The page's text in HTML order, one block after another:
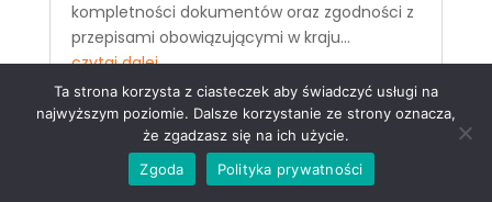
kompletności dokumentów oraz zgodności z
przepisami obowiązującymi w kraju...
czytaj dalej
Ta strona korzysta z ciasteczek aby świadczyć usługi na
najwyższym poziomie. Dalsze korzystanie ze strony oznacza,
że zgadzasz się na ich użycie.
Zgoda
Polityka prywatności